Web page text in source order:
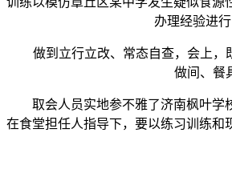
办理经验进
做到立行立改、常态自查，会上，既
做间、餐
取会人员实地参不雅了济南枫叶学校
在食堂担任人指导下，要以练习训练和